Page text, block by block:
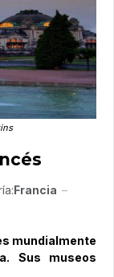
Francia
mundialmente
Sus museos